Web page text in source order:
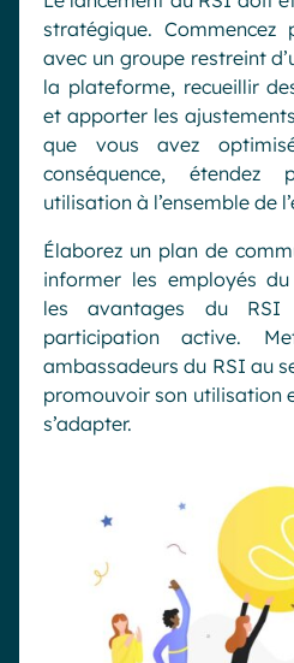
stratégique.
avec un groupe restreint
la plateforme, recueillir
et apporter les
que vous avez
conséquence, étendez
utilisation à l’ensemble de
Élaborez un plan de
informer les employés
les avantages du RSI
participation active.
ambassadeurs du RSI au
promouvoir son utilisation
s’adapter.